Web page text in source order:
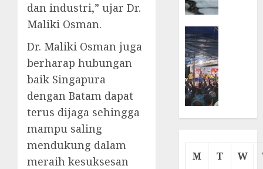
dan industri,” ujar Dr.
Maliki Osman.
Dr. Maliki Osman juga
berharap hubungan
baik Singapura
dengan Batam dapat
terus dijaga sehingga
mampu saling
mendukung dalam
meraih kesuksesan
Cermin
M T W